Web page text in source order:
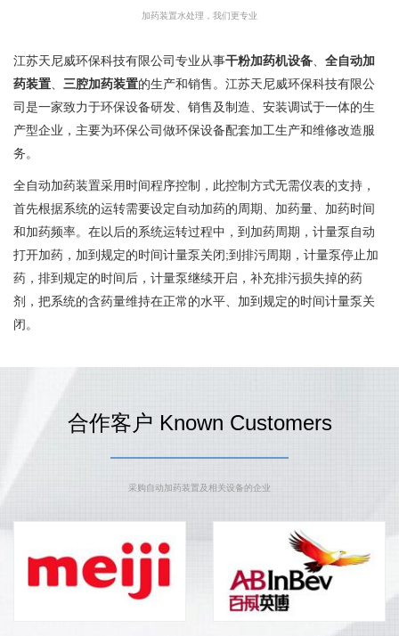
加药装置水处理，我们更专业
江苏天尼威环保科技有限公司专业从事干粉加药机设备
全自动加
药装置
三腔加药装置的生产和销售。江苏天尼威环保科技有限公
司是一家致力于环保设备研发、销售及制造、安装调试于一体的生
产型企业，主要为环保公司做环保设备配套加工生产和维修改造服
务。
全自动加药装置采用时间程序控制，此控制方式无需仪表的支持，
首先根据系统的运转需要设定自动加药的周期、加药量、加药时间
和加药频率。在以后的系统运转过程中，到加药周期，计量泵自动
打开加药，加到规定的时间计量泵关闭;到排污周期，计量泵停止加
药，排到规定的时间后，计量泵继续开启，补充排污损失掉的药
剂，把系统的含药量维持在正常的水平、加到规定的时间计量泵关
闭。
合作客户 Known Customers
采购自动加药装置及相关设备的企业